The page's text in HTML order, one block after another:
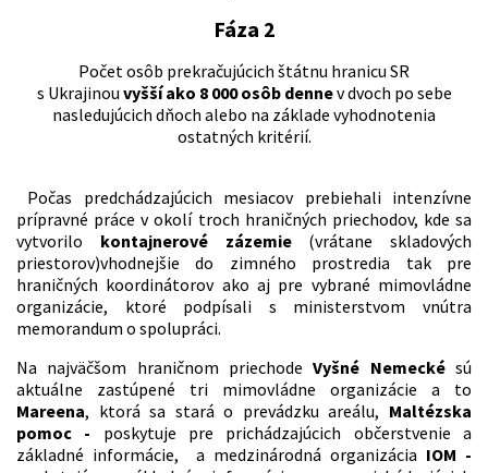
Fáza 2
Počet osôb prekračujúcich štátnu hranicu SR
s Ukrajinou vyšší ako 8 000 osôb dennev dvoch po sebe
nasledujúcich dňoch alebo na základe vyhodnotenia
ostatných kritérií.
Počas predchádzajúcich mesiacov prebiehali intenzívne
prípravné práce v okolí troch hraničných priechodov, kde sa
vytvorilo kontajnerové zázemie (vrátane skladových
priestorov)vhodnejšie do zimného prostredia tak pre
hraničných koordinátorov ako aj pre vybrané mimovládne
organizácie, ktoré podpísali s ministerstvom vnútra
memorandum o spolupráci.
Na najväčšom hraničnom priechodeVyšné Nemeckésú
aktuálne zastúpené tri mimovládne organizácie a to
Mareena, ktorá sa stará o prevádzku areálu, Maltézska
pomoc - poskytuje pre prichádzajúcich občerstvenie a
základné informácie, a medzinárodná organizácia IOM -